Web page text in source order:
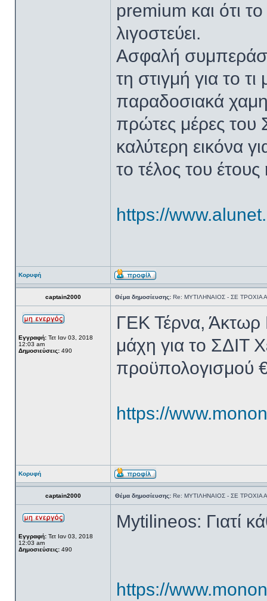
premium και ότι
λιγοστεύει.
Ασφαλή
τη στιγμή για το
παραδοσιακά
πρώτες μέρες του
καλύτερη εικόνα
το τέλος του
https://
Κορυφή
captain2000 Θέμα δημοσίευσης: Re: ΜΥΤΙΛΗΝΑΙΟΣ - ΣΕ ΤΡΟΧΙΑ
Εγγραφή: Τετ Ιαν 03, 2018
12:03 am
Δημοσιεύσεις: 490
ΓΕΚ Τέρνα, Άκτωρ
μάχη για το
προϋπολογισμού
https://
Κορυφή
captain2000 Θέμα δημοσίευσης: Re: ΜΥΤΙΛΗΝΑΙΟΣ - ΣΕ ΤΡΟΧΙΑ
Εγγραφή: Τετ Ιαν 03, 2018
12:03 am
Δημοσιεύσεις: 490
Mytilineos: Γιατί
https://